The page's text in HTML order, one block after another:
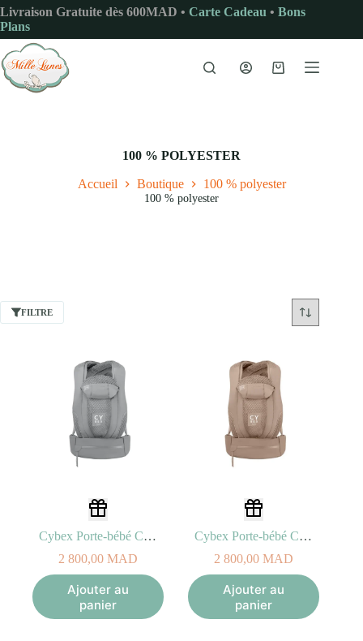
Passer
au
contenu
Livraison Gratuite dès 600MAD • Carte Cadeau • Bons
Plans
Panier
100 % POLYESTER
Accueil Boutique 100 % polyester
100 % polyester
FILTRE
Cybex Porte-bébé Coya Platinum Cozy Grey light
2 800,00 MAD
Ajouter au
panier
Cybex Porte-bébé Coya Platinum Cozy Beige
2 800,00 MAD
Ajouter au
panier